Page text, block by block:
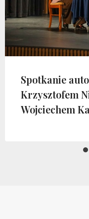
Spotkanie
Krzysztofem
Wojciechem